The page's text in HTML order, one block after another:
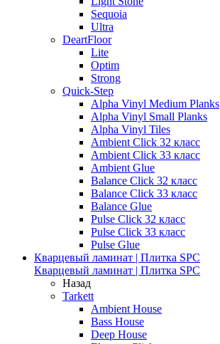
Sequoia
Ultra
DeartFloor
Lite
Optim
Strong
Quick-Step
Alpha Vinyl Medium Planks
Alpha Vinyl Small Planks
Alpha Vinyl Tiles
Ambient Click 32 класс
Ambient Click 33 класс
Ambient Glue
Balance Click 32 класс
Balance Click 33 класс
Balance Glue
Pulse Click 32 класс
Pulse Click 33 класс
Pulse Glue
Кварцевый ламинат | Плитка SPC
Кварцевый ламинат | Плитка SPC
Назад
Tarkett
Ambient House
Bass House
Deep House